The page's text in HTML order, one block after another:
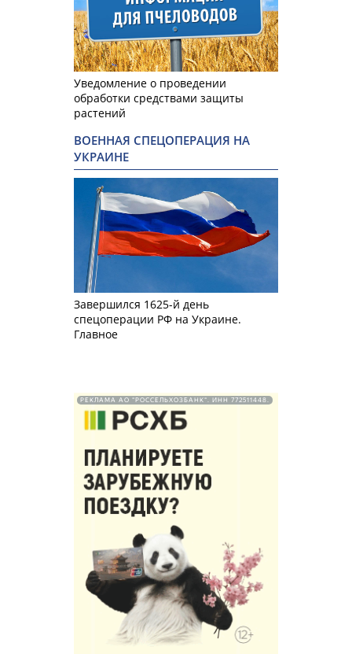
Уведомление о проведении
обработки средствами защиты
растений
ВОЕННАЯ СПЕЦОПЕРАЦИЯ НА
УКРАИНЕ
Завершился 1625-й день
спецоперации РФ на Украине.
Главное
РЕКЛАМА АО "РОССЕЛЬХОЗБАНК". ИНН 772511448.